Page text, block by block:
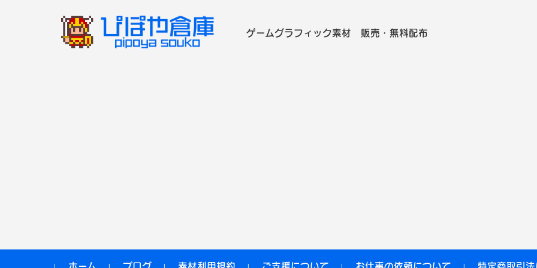
ゲームグラフィック素材 販売・無料配布
コンテンツに移動
ホーム ブログ 素材利用規約 ご支援について お仕事の依頼について 特定商取引